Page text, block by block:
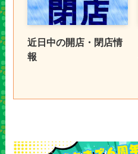
近日中の開店・閉店情
報